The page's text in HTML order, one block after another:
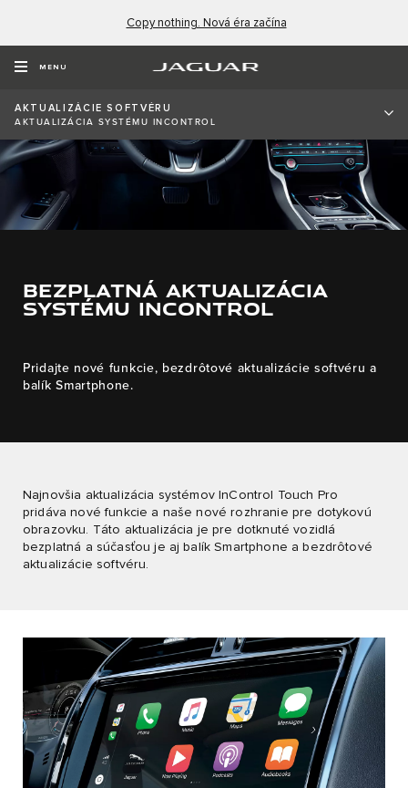
Copy nothing. Nová éra začína
MENU
AKTUALIZÁCIE SOFTVÉRU
AKTUALIZÁCIA SYSTÉMU INCONTROL
BEZPLATNÁ AKTUALIZÁCIA
SYSTÉMU INCONTROL
Pridajte nové funkcie, bezdrôtové aktualizácie softvéru a
balík Smartphone.
Najnovšia aktualizácia systémov InControl Touch Pro
pridáva nové funkcie a naše nové rozhranie pre dotykovú
obrazovku. Táto aktualizácia je pre dotknuté vozidlá
bezplatná a súčasťou je aj balík Smartphone a bezdrôtové
aktualizácie softvéru.